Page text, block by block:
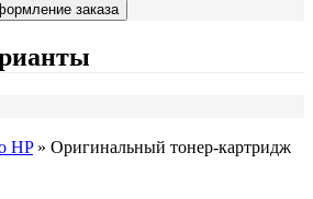
заказа
HP» Оригинальный тонер-картридж